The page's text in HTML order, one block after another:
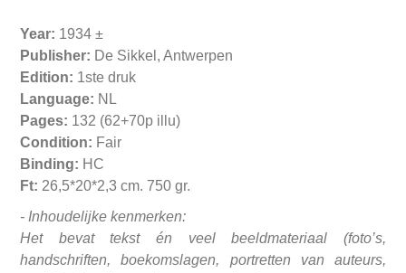
Year: 1934 ±
Publisher: De Sikkel, Antwerpen
Edition: 1ste druk
Language: NL
Pages: 132 (62+70p illu)
Condition: Fair
Binding: HC
Ft: 26,5*20*2,3 cm. 750 gr.
- Inhoudelijke kenmerken:
Het bevat tekst én veel beeldmateriaal (foto’s,
handschriften, boekomslagen, portretten van auteurs,